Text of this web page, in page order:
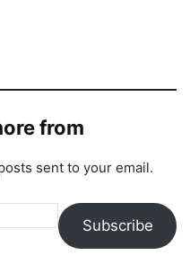
from
sent to your email.
Subscribe